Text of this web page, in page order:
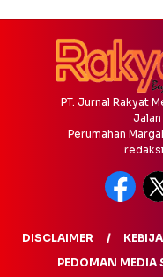
PT. Jurnal Rakyat
Perumahan
DISCLAIMER
PEDOMAN MEDIA